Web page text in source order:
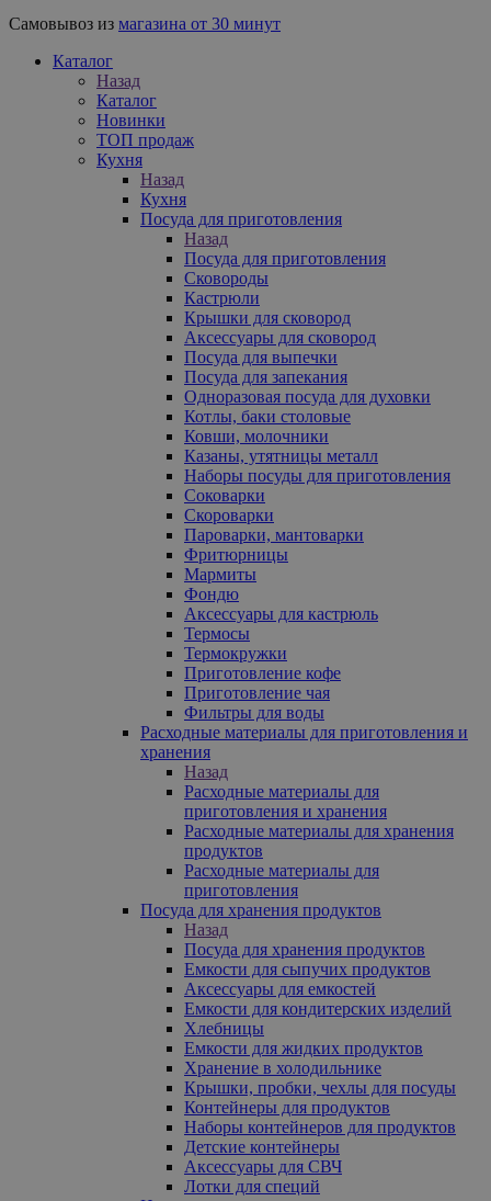
Самовывоз из магазина от 30 минут
Каталог
Назад
Каталог
Новинки
ТОП продаж
Кухня
Назад
Кухня
Посуда для приготовления
Назад
Посуда для приготовления
Сковороды
Кастрюли
Крышки для сковород
Аксессуары для сковород
Посуда для выпечки
Посуда для запекания
Одноразовая посуда для духовки
Котлы, баки столовые
Ковши, молочники
Казаны, утятницы металл
Наборы посуды для приготовления
Соковарки
Скороварки
Пароварки, мантоварки
Фритюрницы
Мармиты
Фондю
Аксессуары для кастрюль
Термосы
Термокружки
Приготовление кофе
Приготовление чая
Фильтры для воды
Расходные материалы для приготовления и
хранения
Назад
Расходные материалы для
приготовления и хранения
Расходные материалы для хранения
продуктов
Расходные материалы для
приготовления
Посуда для хранения продуктов
Назад
Посуда для хранения продуктов
Емкости для сыпучих продуктов
Аксессуары для емкостей
Емкости для кондитерских изделий
Хлебницы
Емкости для жидких продуктов
Хранение в холодильнике
Крышки, пробки, чехлы для посуды
Контейнеры для продуктов
Наборы контейнеров для продуктов
Детские контейнеры
Аксессуары для СВЧ
Лотки для специй